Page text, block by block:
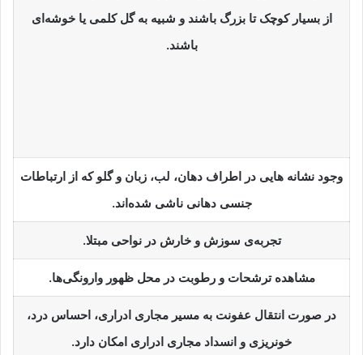
از بسیار کوچک تا بزرگ باشند و شبیه به گل کلمی یا خوشه‌ای
باشند.
وجود نشانه هایی در اطراف دهان، لب، زبان و گلو که از ارتباطات
جنسی دهانی ناشی شده‌اند.
تجربه‌ی سوزش و خارش در نواحی مبتلا.
مشاهده ترشحات و رطوبت در محل ظهور وارونگی‌ها.
در صورت انتقال عفونت به مسیر مجاری ادراری، احساس درد،
خونریزی و انسداد مجاری ادراری امکان دارد.